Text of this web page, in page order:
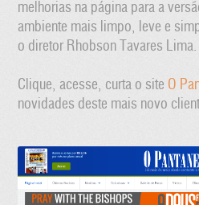
melhorias na página para a
ambiente mais limpo, leve e
o diretor Rhobson Tavares Lima.
Clique, acesse, curta o site O
novidades deste mais novo